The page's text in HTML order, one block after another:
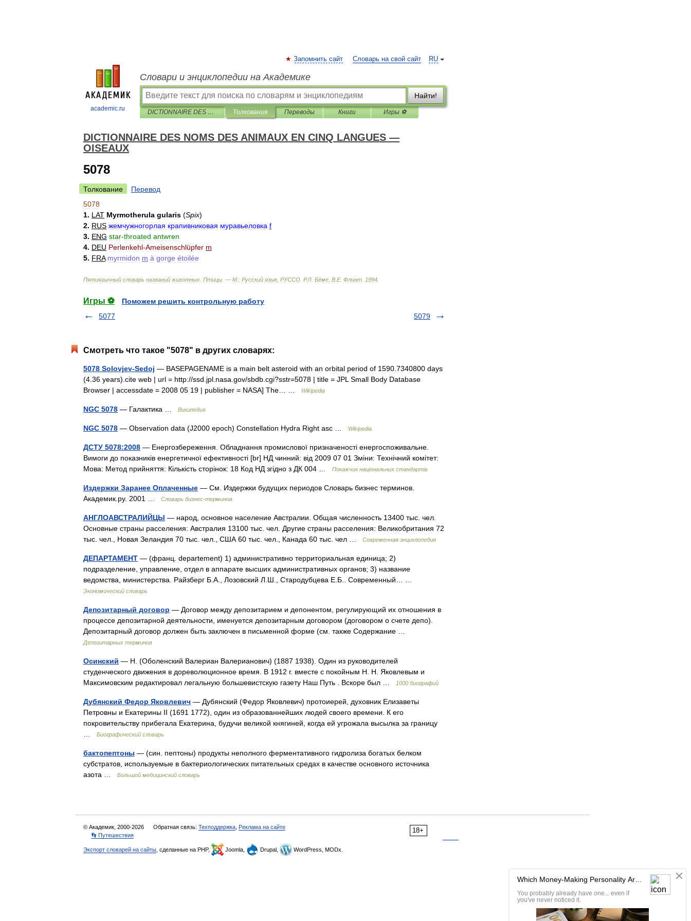
academic.ru
RU
Запомнить сайт Словарь на свой сайт
Словари и энциклопедии на Академике
Найти!
DICTIONNAIRE DES NOMS DES ANIMAUX EN CINQ LANGUES — OISEAUX Толкования Переводы Книги Игры ⚽
DICTIONNAIRE DES NOMS DES ANIMAUX EN CINQ LANGUES —
OISEAUX
5078
Толкование
Перевод
5078
1. LAT Myrmotherula gularis (Spix)
2. RUS жемчужногорлая крапивниковая муравьеловка f
3. ENG star-throated antwren
4. DEU Perlenkehl-Ameisenschlüpfer m
5. FRA myrmidon m à gorge étoilée
Пятиязычный словарь названий животных Птицы . — М : Русский язык, РУССО Р.Л Бёме В Е. Флинт 1994
Игры ⚽
Поможем решить контрольную работу
5077
5079
Смотреть что такое "5078" в других словарях:
5078 Solovjev-Sedoj — BASEPAGENAME is a main belt asteroid with an orbital period of 1590.7340800 days
(4.36 years).cite web | url = http://ssd.jpl.nasa.gov/sbdb.cgi?sstr=5078 | title = JPL Small Body Database
Browser | accessdate = 2008 05 19 | publisher = NASA] The… …
Wikipedia
NGC 5078 — Галактика … Википедия
NGC 5078 — Observation data (J2000 epoch) Constellation Hydra Right asc … Wikipedia
ДСТУ 5078:2008 — Енергозбереження. Обладнання промислової призначеності енергоспоживальне.
Вимоги до показників енергетичної ефективності [br] НД чинний: від 2009 07 01 Зміни: Технічний комітет:
Мова: Метод прийняття: Кількість сторінок: 18 Код НД згідно з ДК 004 …
Покажчик національних стандартів
Издержки Заранее Оплаченные — См. Издержки будущих периодов Словарь бизнес терминов.
Академик.ру. 2001 …
Словарь бизнес-терминов
АНГЛОАВСТРАЛИЙЦЫ — народ, основное население Австралии. Общая численность 13400 тыс. чел.
Основные страны расселения: Австралия 13100 тыс. чел. Другие страны расселения: Великобритания 72
тыс. чел., Новая Зеландия 70 тыс. чел., США 60 тыс. чел., Канада 60 тыс. чел …
Современная энциклопедия
ДЕПАРТАМЕНТ — (франц. departement) 1) административно территориальная единица; 2)
подразделение, управление, отдел в аппарате высших административных органов; 3) название
ведомства, министерства. Райзберг Б.А., Лозовский Л.Ш., Стародубцева Е.Б.. Современный… …
Экономический словарь
Депозитарный договор — Договор между депозитарием и депонентом, регулирующий их отношения в
процессе депозитарной деятельности, именуется депозитарным договором (договором о счете депо).
Депозитарный договор должен быть заключен в письменной форме (см. также Содержание …
Депозитарных терминов
Осинский — Н. (Оболенский Валериан Валерианович) (1887 1938). Один из руководителей
студенческого движения в дореволюционное время. В 1912 г. вместе с покойным Н. Н. Яковлевым и
Максимовским редактировал легальную большевистскую газету Наш Путь . Вскоре был …
1000 биографий
Дубянский Федор Яковлевич — Дубянский (Федор Яковлевич) протоиерей, духовник Елизаветы
Петровны и Екатерины II (1691 1772), один из образованнейших людей своего времени. К его
покровительству прибегала Екатерина, будучи великой княгиней, когда ей угрожала высылка за границу
Биографический словарь
бактопептоны — (син. пептоны) продукты неполного ферментативного гидролиза богатых белком
субстратов, используемые в бактериологических питательных средах в качестве основного источника
азота …
Большой медицинский словарь
18+
© Академик, 2000-2026 Обратная связь: Техподдержка Реклама на сайте
👣 Путешествия
Экспорт словарей на сайты , сделанные на PHP, Joomla, Drupal, WordPress, MODx.